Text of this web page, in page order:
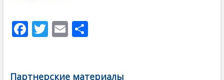
F T E О
Партнерские материалы